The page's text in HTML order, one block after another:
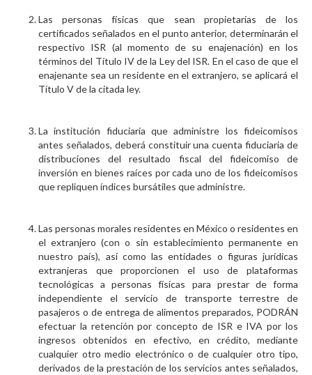
Las personas físicas que sean propietarias de los
certificados señalados en el punto anterior, determinarán el
respectivo ISR (al momento de su enajenación) en los
términos del Título IV de la Ley del ISR. En el caso de que el
enajenante sea un residente en el extranjero, se aplicará el
Título V de la citada ley.
La institución fiduciaria que administre los fideicomisos
antes señalados, deberá constituir una cuenta fiduciaria de
distribuciones del resultado fiscal del fideicomiso de
inversión en bienes raíces por cada uno de los fideicomisos
que repliquen índices bursátiles que administre.
Las personas morales residentes en México o residentes en
el extranjero (con o sin establecimiento permanente en
nuestro país), así como las entidades o figuras jurídicas
extranjeras que proporcionen el uso de plataformas
tecnológicas a personas físicas para prestar de forma
independiente el servicio de transporte terrestre de
pasajeros o de entrega de alimentos preparados, PODRÁN
efectuar la retención por concepto de ISR e IVA por los
ingresos obtenidos en efectivo, en crédito, mediante
cualquier otro medio electrónico o de cualquier otro tipo,
derivados de la prestación de los servicios antes señalados,